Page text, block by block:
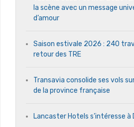
la scène avec un message
d’amour
Saison estivale 2026 : 240
retour des TRE
Transavia consolide ses vols
de la province française
Lancaster Hotels s’intéresse à